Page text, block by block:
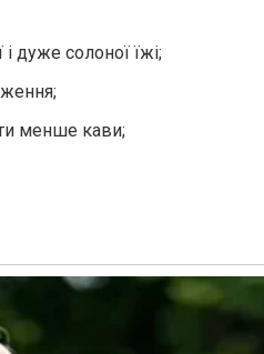
дуже солоної їжі;
менше кави;